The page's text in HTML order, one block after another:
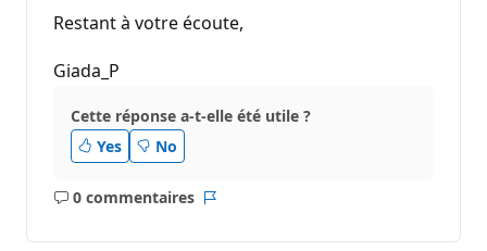
Restant à votre écoute,
Giada_P
Cette réponse a-t-elle été utile ?
Yes
No
0 commentaires
Aucun